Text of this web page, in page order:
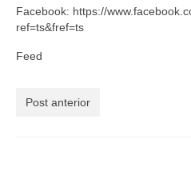
Facebook: https://
ref=ts&fref=ts
Feed
Post anterior